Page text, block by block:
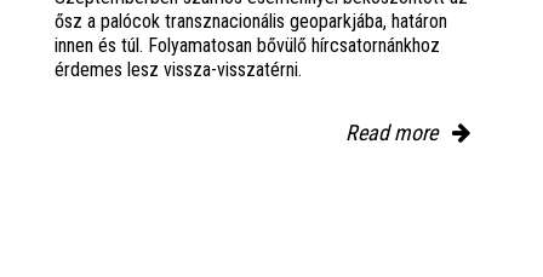
ősz a palócok transznacionális geoparkjába, határon
innen és túl. Folyamatosan bővülő hírcsatornánkhoz
érdemes lesz vissza-visszatérni.
Read more